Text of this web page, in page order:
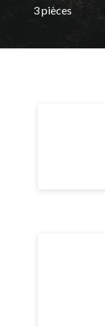
3 pièces